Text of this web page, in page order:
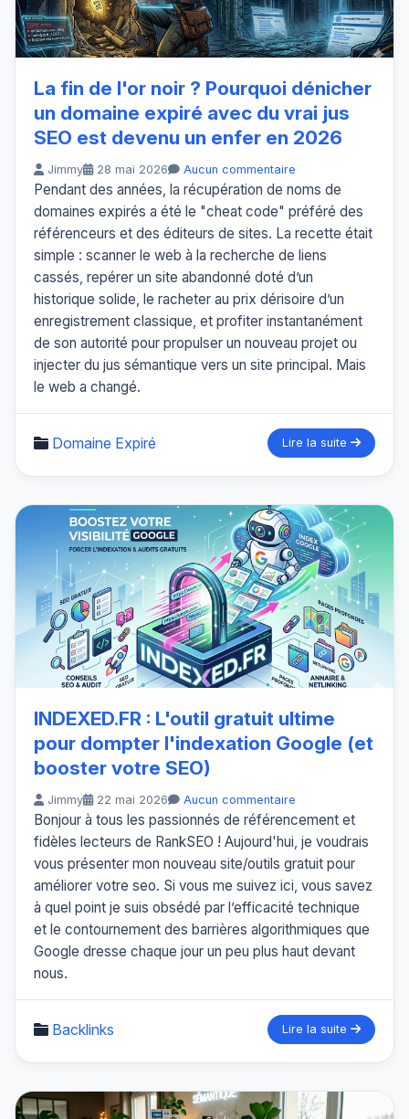
La fin de l'or noir ? Pourquoi dénicher
un domaine expiré avec du vrai jus
SEO est devenu un enfer en 2026
Jimmy 28 mai 2026 Aucun commentaire
Pendant des années, la récupération de noms de
domaines expirés a été le "cheat code" préféré des
référenceurs et des éditeurs de sites. La recette était
simple : scanner le web à la recherche de liens
cassés, repérer un site abandonné doté d’un
historique solide, le racheter au prix dérisoire d’un
enregistrement classique, et profiter instantanément
de son autorité pour propulser un nouveau projet ou
injecter du jus sémantique vers un site principal. Mais
le web a changé.
Domaine Expiré Lire la suite
INDEXED.FR : L'outil gratuit ultime
pour dompter l'indexation Google (et
booster votre SEO)
Jimmy 22 mai 2026 Aucun commentaire
Bonjour à tous les passionnés de référencement et
fidèles lecteurs de RankSEO ! Aujourd'hui, je voudrais
vous présenter mon nouveau site/outils gratuit pour
améliorer votre seo. Si vous me suivez ici, vous savez
à quel point je suis obsédé par l’efficacité technique
et le contournement des barrières algorithmiques que
Google dresse chaque jour un peu plus haut devant
nous.
Backlinks Lire la suite